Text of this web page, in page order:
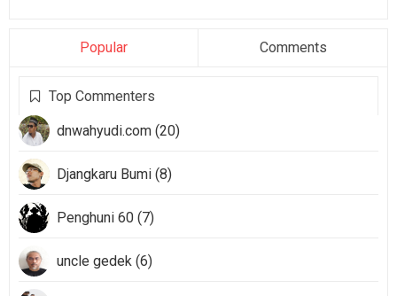
Popular Comments
Top Commenters
dnwahyudi.com (20)
Djangkaru Bumi (8)
Penghuni 60 (7)
uncle gedek (6)